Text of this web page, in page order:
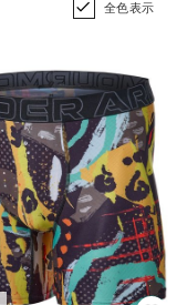
全色表示